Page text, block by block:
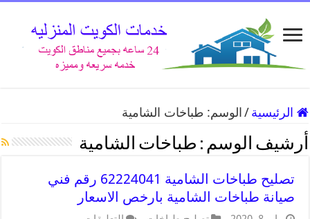
الرئيسية / الوسم: طباخات الشامية
أرشيف الوسم : طباخات الشامية
تصليح طباخات الشامية 62224041 رقم فني
صيانة طباخات الشامية بارخص الاسعار